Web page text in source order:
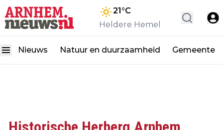
21°C
Heldere Hemel
Nieuws Natuur en duurzaamheid Gemeente